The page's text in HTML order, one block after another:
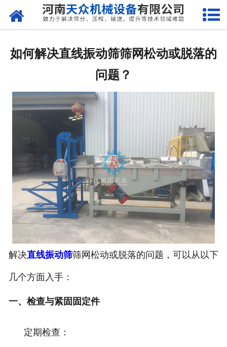
网站首页
新闻资讯
现场视频
联系我们
如何解决直线振动筛筛网松动或脱落的
问题？
解决直线振动筛筛网松动或脱落的问题，可以从以下
几个方面入手：
一、检查与紧固固定件
定期检查：